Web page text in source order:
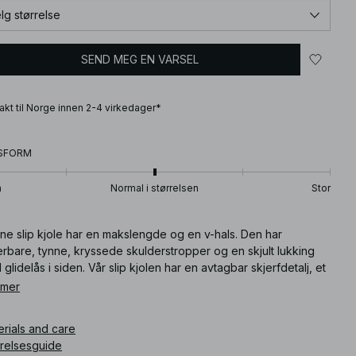
størrelse
SEND MEG EN VARSEL
til Norge innen 2-4 virkedager*
Normal i størrelsen Stor
slip kjole har en makslengde og en v-hals. Den har
tynne, kryssede skulderstropper og en skjult lukking
glidelås i siden. Vår slip kjolen har en avtagbar skjerfdetalj, et
og et bølget skjørt.
Typically, gentle washing and avoiding high heat will help
the fabric's quality.
and care